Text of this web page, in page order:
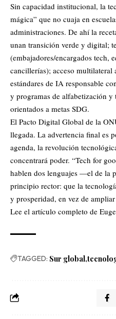
Sin capacidad institucional, la
mágica” que no cuaja en
administraciones. De ahí la
unan transición verde y digital;
(embajadores/encargados tech,
cancillerías); acceso multilateral
estándares de IA responsable
y programas de alfabetización y
orientados a metas SDG.
El Pacto Digital Global de la
llegada. La advertencia final es
agenda, la revolución
concentrará poder. “Tech for
hablen dos lenguajes —el de
principio rector: que la
y prosperidad, en vez de
Lee el artículo completo de
TAGGED: Sur global